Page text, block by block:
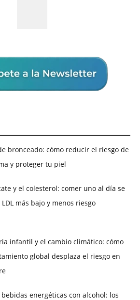
bronceado: cómo reducir el riesgo de
y proteger tu piel
y el colesterol: comer uno al día se
LDL más bajo y menos riesgo
infantil y el cambio climático: cómo
global desplaza el riesgo en
energéticas con alcohol: los